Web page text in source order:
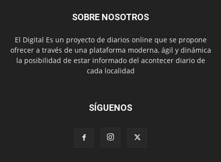
SOBRE NOSOTROS
El Digital Es un proyecto de diarios online que se propone
ofrecer a través de una plataforma moderna, ágil y dinámica
la posibilidad de estar informado del acontecer diario de
cada localidad
SÍGUENOS